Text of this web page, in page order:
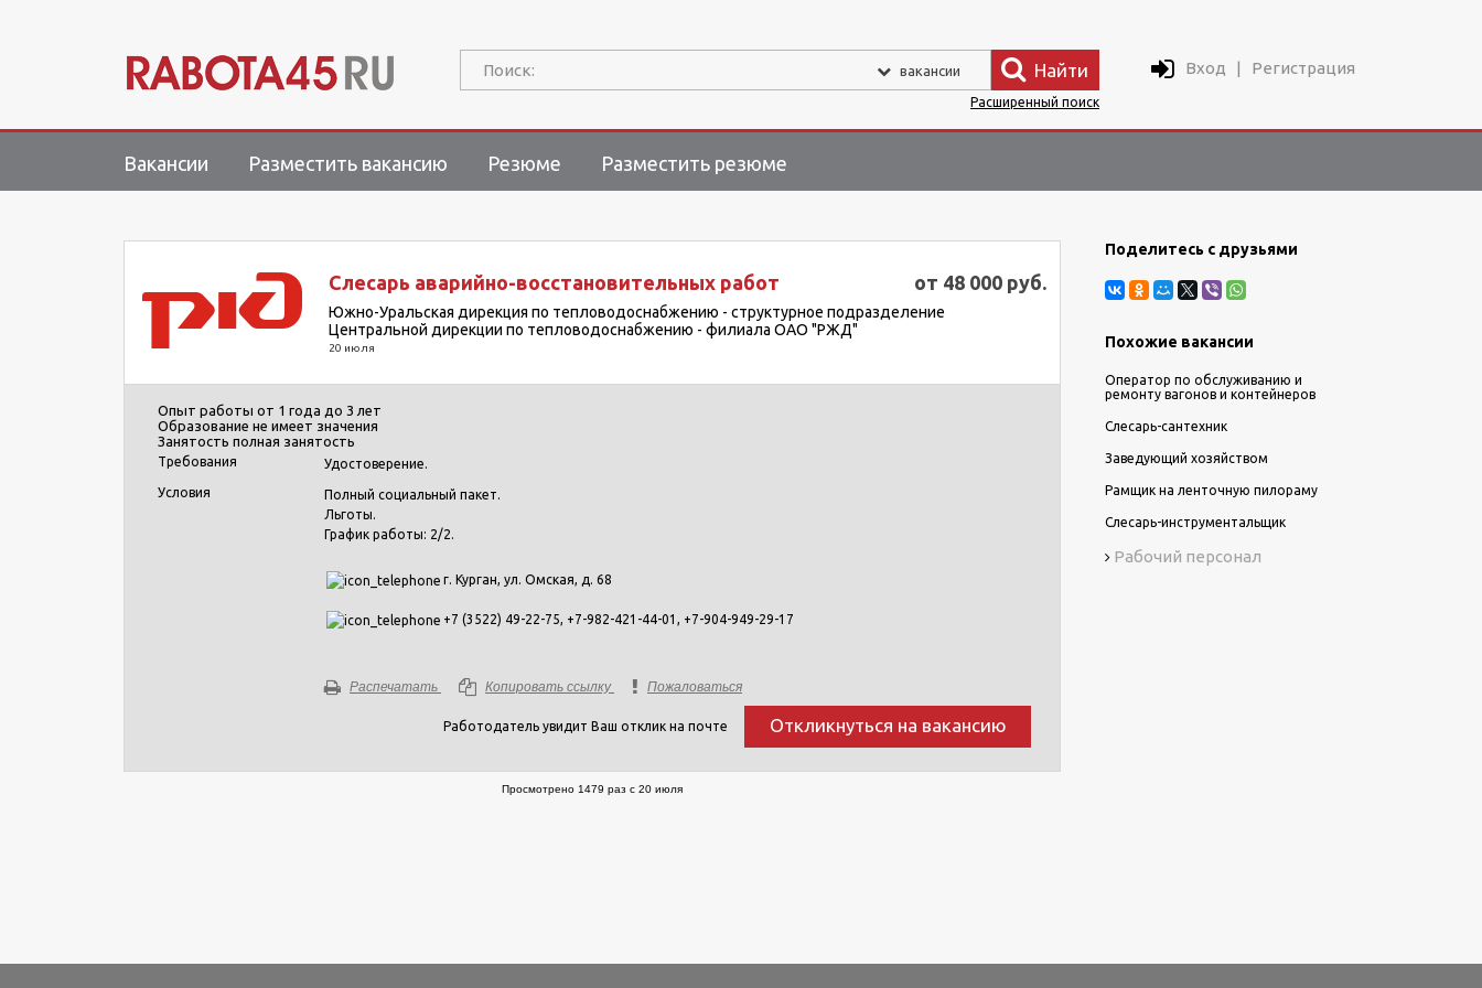
Поиск: вакансии Найти Вход | Регистрация
Расширенный поиск
Вакансии Разместить вакансию Резюме Разместить резюме
Слесарь аварийно-восстановительных работ от 48 000 руб.
Южно-Уральская дирекция по тепловодоснабжению - структурное подразделение
Центральной дирекции по тепловодоснабжению - филиала ОАО "РЖД"
20 июля
Опыт работы от 1 года до 3 лет
Образование не имеет значения
Занятость полная занятость
Требования
Удостоверение.
Условия
Полный социальный пакет.
Льготы.
График работы: 2/2.
г. Курган, ул. Омская, д. 68
+7 (3522) 49-22-75, +7-982-421-44-01, +7-904-949-29-17
Распечатать Копировать ссылку Пожаловаться
Работодатель увидит Ваш отклик на почте Откликнуться на вакансию
Просмотрено 1479 раз с 20 июля
Поделитесь с друзьями
Похожие вакансии
Оператор по обслуживанию и
ремонту вагонов и контейнеров
Слесарь-сантехник
Заведующий хозяйством
Рамщик на ленточную пилораму
Слесарь-инструментальщик
Рабочий персонал